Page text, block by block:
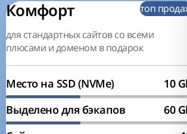
Комфорт
для стандартных сайтов со всеми
плюсами и доменом в подарок
топ
Место на SSD (NVMe) 10
Выделено для бэкапов 60